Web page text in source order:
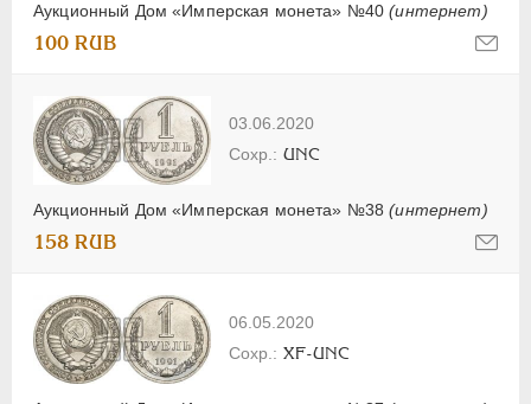
Аукционный Дом «Имперская монета» №40(интернет)
100 RUB
03.06.2020
Аукционный Дом «Имперская монета» №38(интернет)
UNC
158 RUB
06.05.2020
XF-UNC